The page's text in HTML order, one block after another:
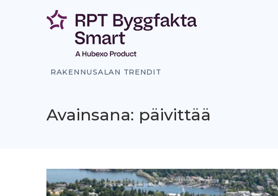
RAKENNUSALAN TRENDIT
Avainsana: päivittää